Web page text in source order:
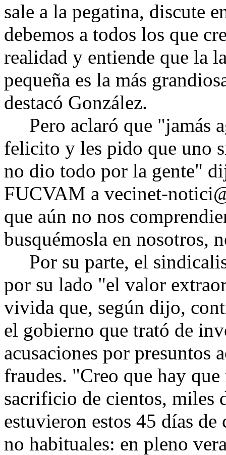
sale a la pegatina, discute
debemos a todos los que
realidad y entiende que la
pequeña es la más
destacó González.
Pero aclaró que "jamás
felicito y les pido que uno
no dio todo por la gente"
FUCVAM a vecinet-
que aún no nos
busquémosla en nosotros,
Por su parte, el
por su lado "el valor
vivida que, según dijo,
el gobierno que trató de
acusaciones por presuntos
fraudes. "Creo que hay
sacrificio de cientos, miles
estuvieron estos 45 días de
no habituales: en pleno